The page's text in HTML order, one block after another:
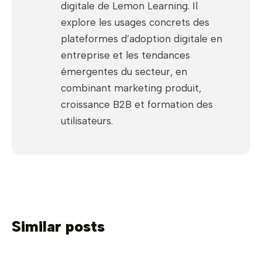
digitale de Lemon Learning. Il
explore les usages concrets des
plateformes d’adoption digitale en
entreprise et les tendances
émergentes du secteur, en
combinant marketing produit,
croissance B2B et formation des
utilisateurs.
Similar posts